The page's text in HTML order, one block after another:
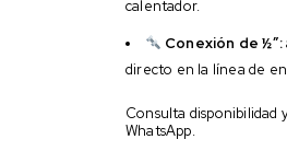
calentador.
Conexión de ½”:
directo en la línea de
Consulta disponibilidad
WhatsApp.